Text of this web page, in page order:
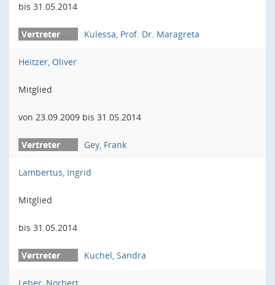
bis 31.05.2014
Kulessa, Prof. Dr. Maragreta
Heitzer, Oliver
Mitglied
von 23.09.2009 bis 31.05.2014
Gey, Frank
Lambertus, Ingrid
Mitglied
bis 31.05.2014
Kuchel, Sandra